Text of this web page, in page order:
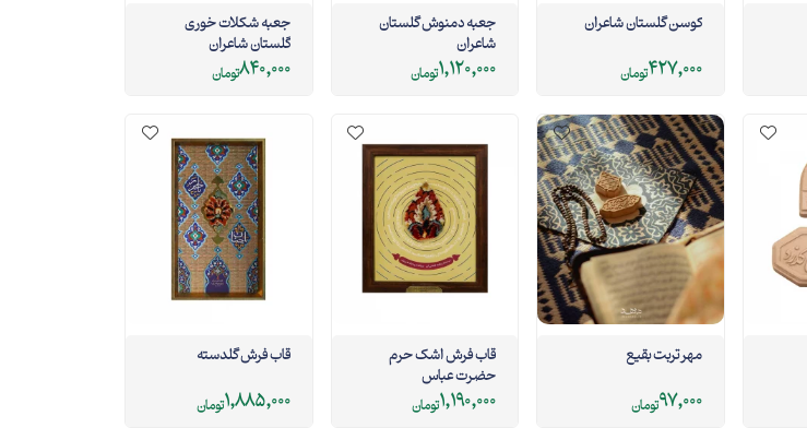
کوسن گلستان شاعران
427,000تومان
جعبه دمنوش گلستان
شاعران
1,120,000تومان
جعبه شکلات خوری
گلستان شاعران
840,000تومان
مهر تربت بقیع
97,000تومان
قاب فرش اشک حرم
حضرت عباس
1,190,000تومان
قاب فرش گلدسته
1,885,000تومان